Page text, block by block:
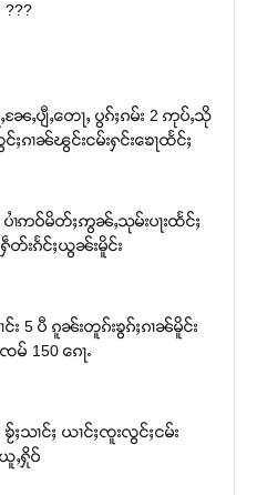
ႇၼႄႇပျီႇတေႃႇ ပွၵ်ႈၵမ်း 2 ဢုပ်ႇသို
ႈၵၢၼ်ၽွင်းငမ်းႁင်းၶေႃထႅင်ႈ
ပၢႆဢဝ်မိတ်ႈဢွၼ်ႇသုမ်းပႃးထႅင်ႈ
တ်းၵႅင်ႈယွၼ်းမိူင်း
င်း 5 ပီ ၵူၼ်းတူၵ်းၶွၵ်ႈၵၢၼ်မိူင်း
မ် 150 ၵေႃႉ
ႈသၢင်ႈ ယၢင်ႈၸူးလွင်ႈငမ်း
ႇႁိုဝ်